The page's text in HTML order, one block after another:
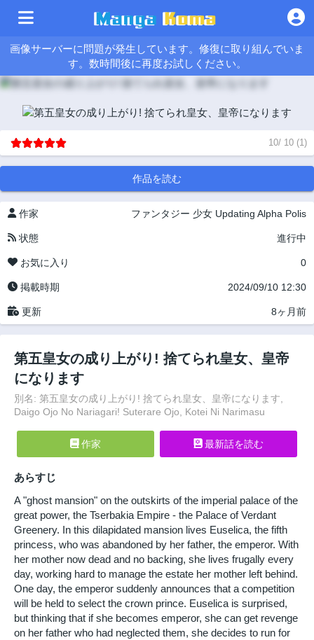
画像サーバーに問題が発生しています。修復に取り組んでいま
す。数時間後に再度お試しください。
10/ 10 (1)
作品を読む
作家 ファンタジー 少女 Updating Alpha Polis
状態 進行中
お気に入り 0
掲載時期 2024/09/10 12:30
更新 8ヶ月前
第五皇女の成り上がり! 捨てられ皇女、皇帝
になります
別名: 第五皇女の成り上がり! 捨てられ皇女、皇帝になります,
Daigo Ojo No Nariagari! Suterare Ojo, Kotei Ni Narimasu
作家 最新話を読む
あらすじ
A "ghost mansion" on the outskirts of the imperial palace of the
great power, the Tserbakia Empire - the Palace of Verdant
Greenery. In this dilapidated mansion lives Euselica, the fifth
princess, who was abandoned by her father, the emperor. With
her mother now dead and no backing, she lives frugally every
day, working hard to manage the estate her mother left behind.
One day, the emperor suddenly announces that a competition
will be held to select the crown prince. Euselica is surprised,
but thinking that if she becomes emperor, she can get revenge
on her father who had neglected them, she decides to run for